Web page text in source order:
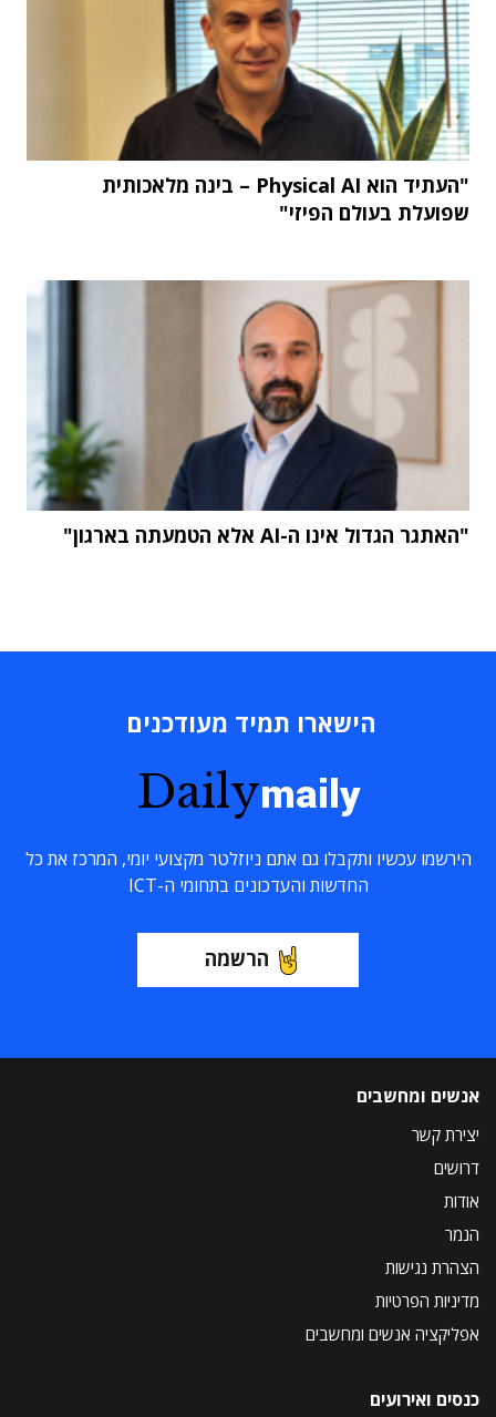
"העתיד הוא Physical AI – בינה מלאכותית
שפועלת בעולם הפיזי"
"האתגר הגדול אינו ה-AI אלא הטמעתה בארגון"
הישארו תמיד מעודכנים
Dailymaily
הירשמו עכשיו ותקבלו גם אתם ניוזלטר מקצועי יומי, המרכז את כל
החדשות והעדכונים בתחומי ה-ICT
הרשמה
אנשים ומחשבים
יצירת קשר
דרושים
אודות
הנמר
הצהרת נגישות
מדיניות הפרטיות
אפליקציה אנשים ומחשבים
כנסים ואירועים